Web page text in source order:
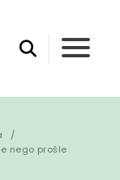
nego prošle